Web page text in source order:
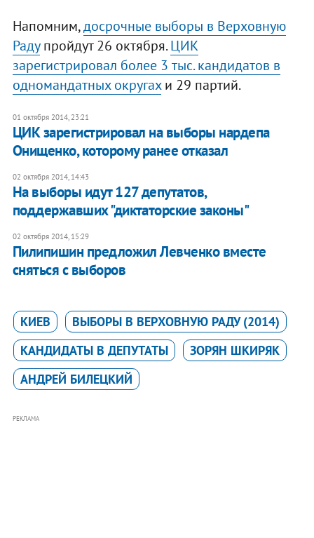
Напомним,досрочные выборы в Верховную
Радупройдут 26 октября.ЦИК
зарегистрировал более 3 тыс. кандидатов в
одномандатных округахи 29 партий.
01 октября 2014, 23:21
ЦИК зарегистрировал на выборы нардепа
Онищенко, которому ранее отказал
02 октября 2014, 14:43
На выборы идут 127 депутатов,
поддержавших "диктаторские законы"
02 октября 2014, 15:29
Пилипишин предложил Левченко вместе
сняться с выборов
КИЕВ
ВЫБОРЫ В ВЕРХОВНУЮ РАДУ (2014)
КАНДИДАТЫ В ДЕПУТАТЫ
ЗОРЯН ШКИРЯК
АНДРЕЙ БИЛЕЦКИЙ
РЕКЛАМА